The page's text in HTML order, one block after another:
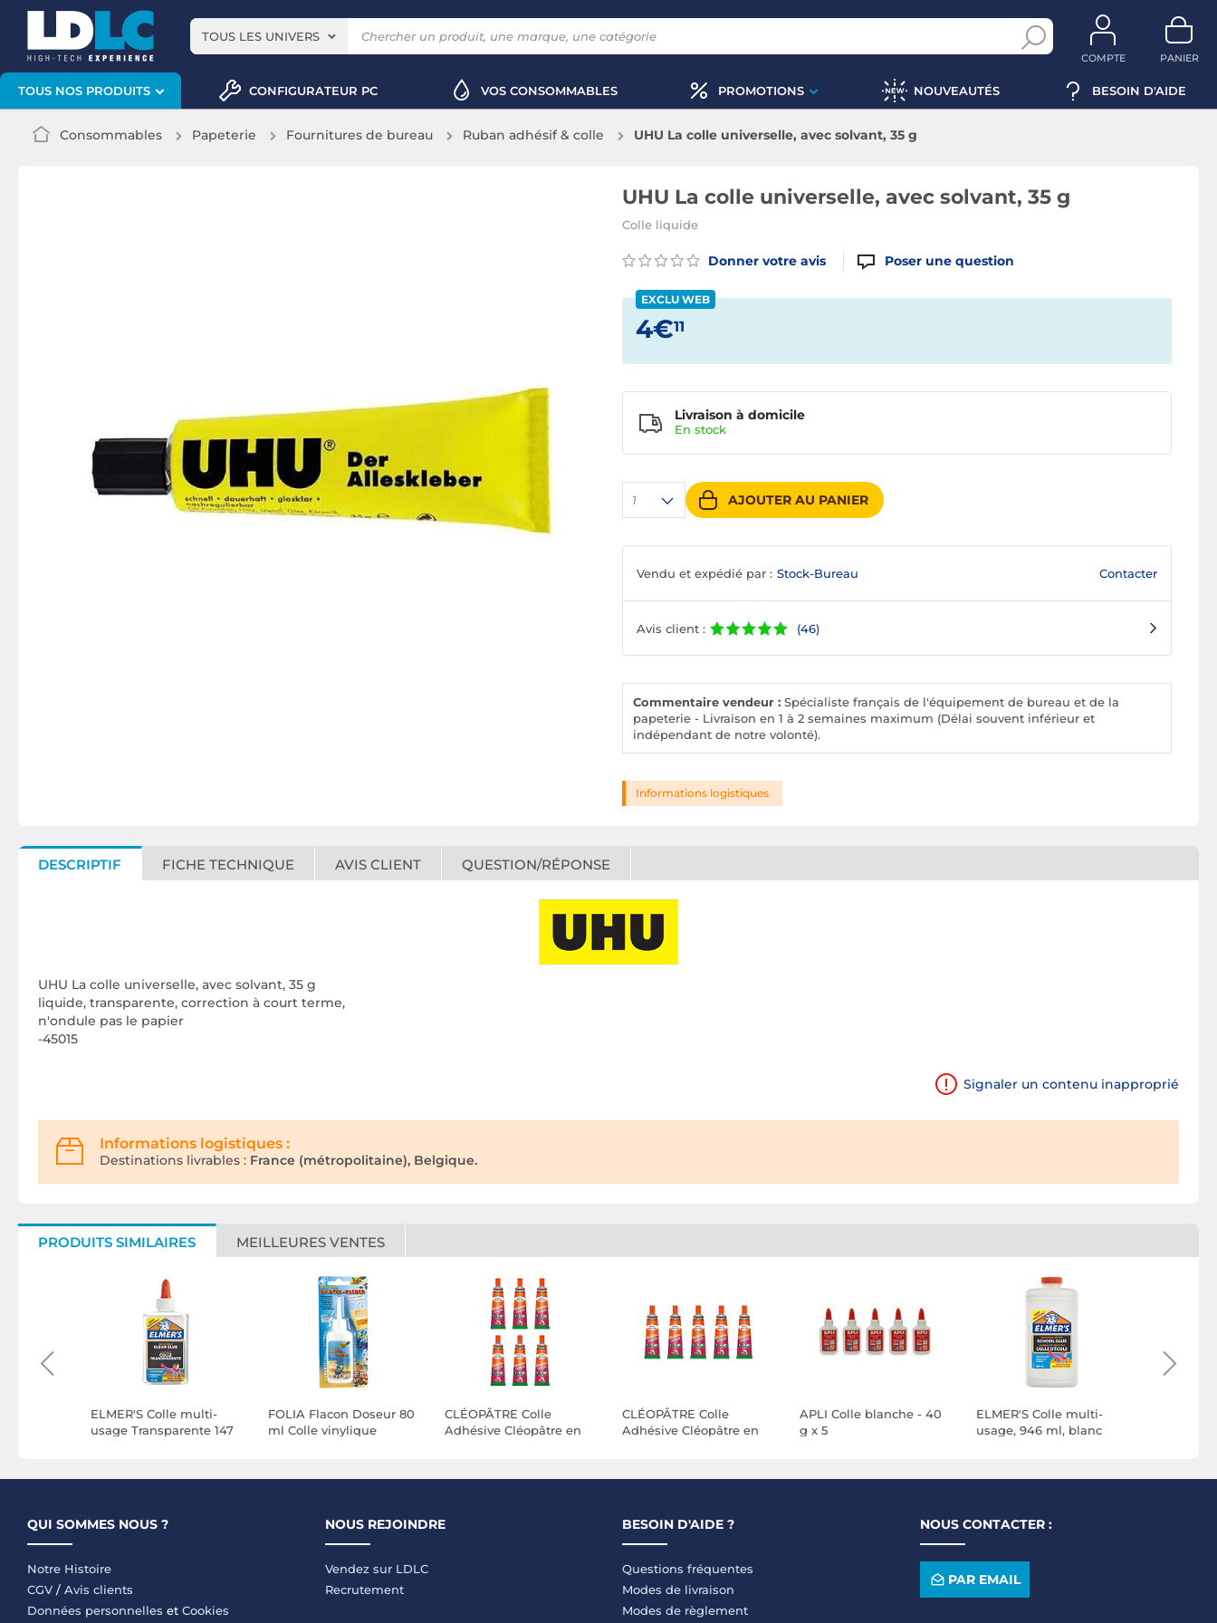
TOUS LES UNIVERS
COMPTE PANIER
TOUS NOS PRODUITS CONFIGURATEUR PC VOS CONSOMMABLES PROMOTIONS NOUVEAUTÉS BESOIN D'AIDE
Consommables Papeterie Fournitures de bureau Ruban adhésif & colle UHU La colle universelle, avec solvant, 35 g
UHU La colle universelle, avec solvant, 35 g
Colle liquide
Donner votre avis Poser une question
EXCLU WEB
4€11
1 AJOUTER AU PANIER
Livraison à domicile
En stock
Vendu et expédié par : Stock-Bureau Contacter
Avis client : (46)
Commentaire vendeur : Spécialiste français de l'équipement de bureau et de la
papeterie - Livraison en 1 à 2 semaines maximum (Délai souvent inférieur et
indépendant de notre volonté).
Informations logistiques
DESCRIPTIF FICHE TECHNIQUE AVIS CLIENT QUESTION/RÉPONSE
UHU La colle universelle, avec solvant, 35 g
liquide, transparente, correction à court terme,
n'ondule pas le papier
-45015
Signaler un contenu inapproprié
Informations logistiques :
Destinations livrables : France (métropolitaine), Belgique.
PRODUITS SIMILAIRES MEILLEURES VENTES
ELMER'S Colle multi-
usage Transparente 147
FOLIA Flacon Doseur 80
ml Colle vinylique
CLÉOPÂTRE Colle
Adhésive Cléopâtre en
CLÉOPÂTRE Colle
Adhésive Cléopâtre en
APLI Colle blanche - 40
g x 5
ELMER'S Colle multi-
usage, 946 ml, blanc
QUI SOMMES NOUS ?
Notre Histoire
CGV / Avis clients
Données personnelles et Cookies
NOUS REJOINDRE
Vendez sur LDLC
Recrutement
BESOIN D'AIDE ?
Questions fréquentes
Modes de livraison
Modes de règlement
NOUS CONTACTER :
PAR EMAIL